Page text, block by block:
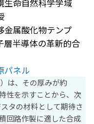
生命自然科学学域
金属酸化物テンプ
層半導体の革新的合
パネル
は、その厚みが約
性を示すことから、次
タの材料として期待さ
回路作製に適した合成